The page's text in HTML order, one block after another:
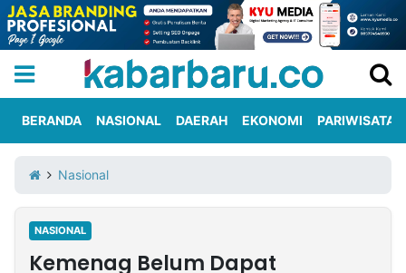
Iklan
Berita
Kami
BERANDA NASIONAL DAERAH EKONOMI PARIWISATA
Nasional
NASIONAL
Kemenag Belum Dapat